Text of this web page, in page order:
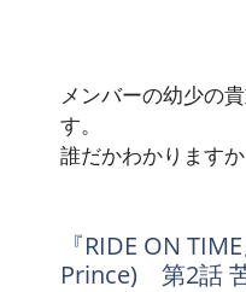
メンバーの幼少の
す。
誰だかわかりますか
『RIDE ON
Prince) 第2話